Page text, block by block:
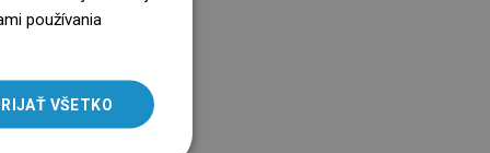
LITHUANIAN
ROMANIAN
používania
VŠETKO